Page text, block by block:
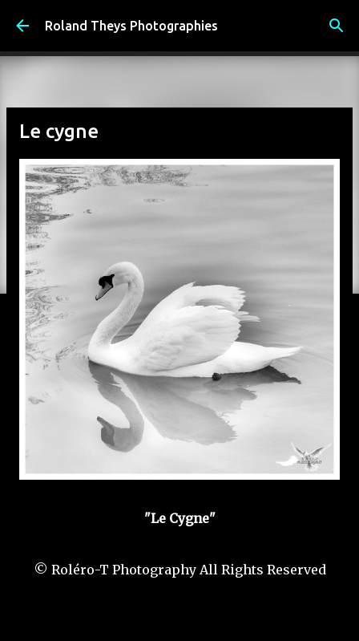
Accéder au contenu principal
Roland Theys Photographies
Le cygne
"Le Cygne"
© Roléro-T Photography All Rights Reserved